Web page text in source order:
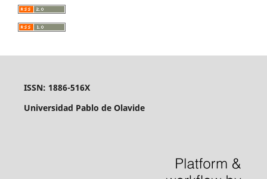
ISSN: 1886-516X
Universidad Pablo de Olavide